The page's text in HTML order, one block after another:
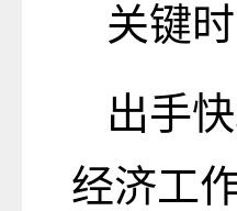
关键
出手
经济工